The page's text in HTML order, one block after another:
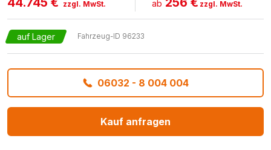
zzgl. MwSt. ab zzgl. MwSt.
auf Lager Fahrzeug-ID 96233
06032 - 8 004 004
Kauf anfragen